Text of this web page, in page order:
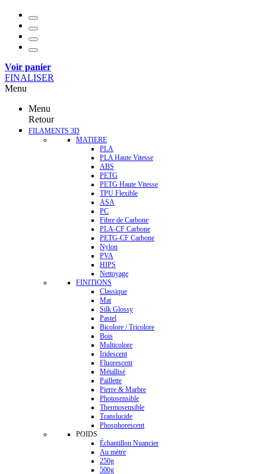
Voir panier
FINALISER
Menu
Menu
Retour
FILAMENTS 3D
MATIERE
PLA
PLA Haute Vitesse
ABS
PETG
PETG Haute Vitesse
TPU Flexible
ASA
PC
Fibre de Carbone
PLA-CF Carbone
PETG-CF Carbone
Nylon
PVA
HIPS
Nettoyage
FINITIONS
Classique
Mat
Silk Glossy
Pastel
Bicolore / Tricolore
Bois
Multicolore
Iridescent
Fluorescent
Métallisé
Paillette
Pierre & Marbre
Photosensible
Thermosensible
Translucide
Phosphorescent
POIDS
Échantillon Nuancier
Au mètre
250g
500g